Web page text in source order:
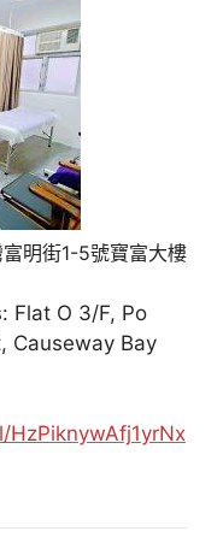
明街1-5號寶富大樓
Flat O 3/F, Po
Causeway Bay